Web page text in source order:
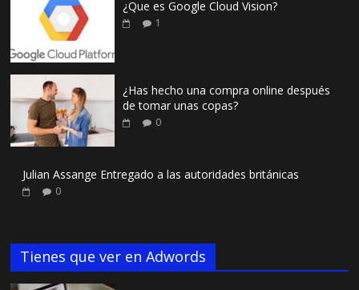
¿Que es Google Cloud Vision?
1
¿Has hecho una compra online después
de tomar unas copas?
0
Julian Assange Entregado a las autoridades británicas
0
Tienes que ver en Adwords